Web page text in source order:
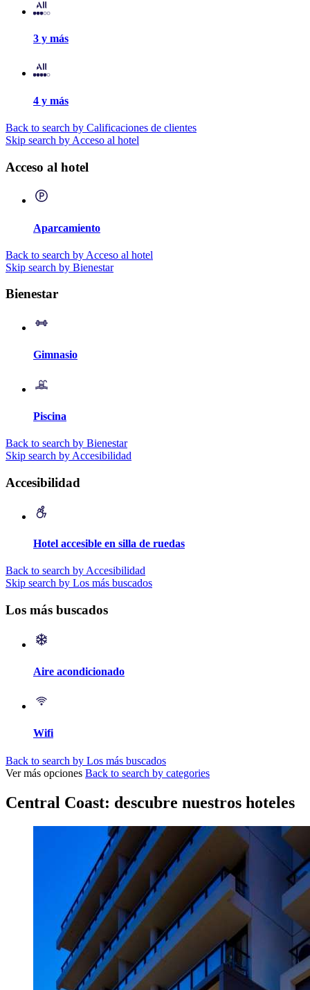
3 y más
4 y más
Back to search by Calificaciones de clientes
Skip search by Acceso al hotel
Acceso al hotel
Aparcamiento
Back to search by Acceso al hotel
Skip search by Bienestar
Bienestar
Gimnasio
Piscina
Back to search by Bienestar
Skip search by Accesibilidad
Accesibilidad
Hotel accesible en silla de ruedas
Back to search by Accesibilidad
Skip search by Los más buscados
Los más buscados
Aire acondicionado
Wifi
Back to search by Los más buscados
Ver más opciones Back to search by categories
Central Coast: descubre nuestros hoteles